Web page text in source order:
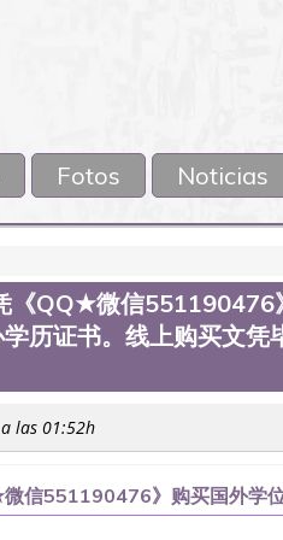
Fotos Noticias
《QQ★微信551190476
历证书。线上购买文凭
las 01:52h
信551190476》购买国外学
凭毕业证；制造假国外大学